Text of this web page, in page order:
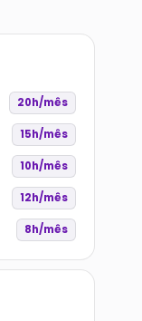
20h/mês
15h/mês
10h/mês
12h/mês
8h/mês